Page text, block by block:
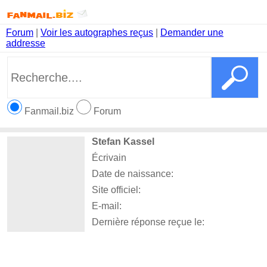
Forum Voir les autographes reçus
Demander une
addresse
Fanmail.biz Forum
Stefan Kassel
Écrivain
Date de naissance:
Site officiel:
E-mail:
Dernière réponse reçue le: